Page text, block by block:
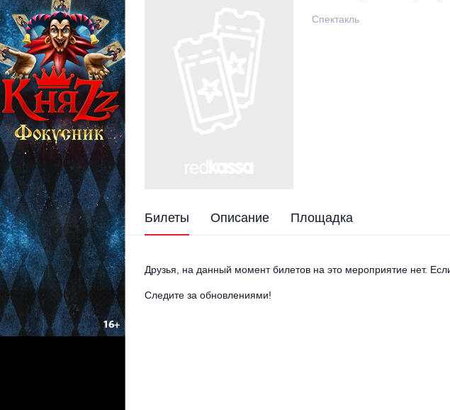
Спектакль
Билеты Описание Площадка
Друзья, на данный момент билетов на это мероприятие нет.
Следите за обновлениями!